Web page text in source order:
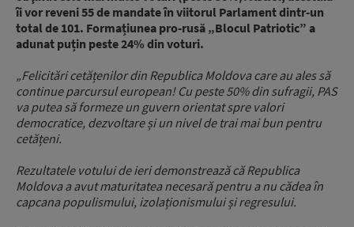
îi vor reveni 55 de mandate în viitorul Parlament dintr-un
total de 101. Formațiunea pro-rusă „Blocul Patriotic” a
adunat puțin peste 24% din voturi.
„Felicitări cetățenilor din Republica Moldova care au ales să
continue parcursul european! Cu peste 50% din sufragii, PAS
va putea să formeze un guvern orientat spre valori
democratice, dezvoltare și un nivel de trai mai bun pentru
cetățeni.
Rezultatele votului de ieri demonstrează că Republica
Moldova a avut maturitatea necesară pentru a nu cădea în
capcana populismului, izolaționismului și regresului.